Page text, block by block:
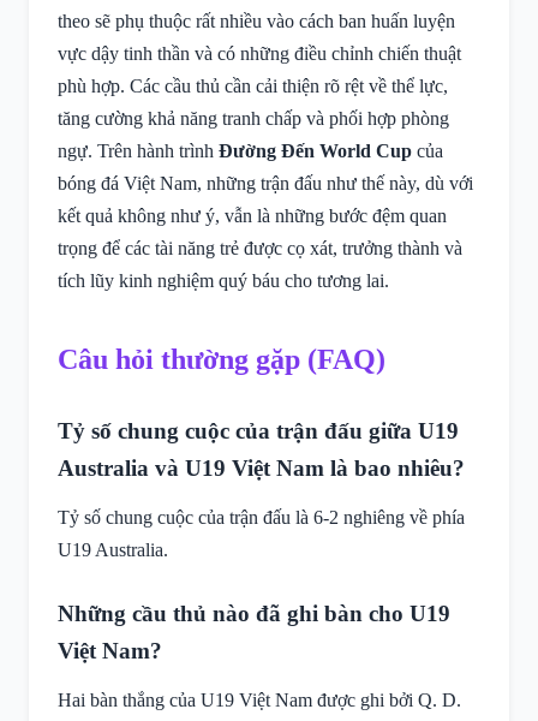
theo sẽ phụ thuộc rất nhiều vào cách ban huấn luyện
vực dậy tinh thần và có những điều chỉnh chiến thuật
phù hợp. Các cầu thủ cần cải thiện rõ rệt về thể lực,
tăng cường khả năng tranh chấp và phối hợp phòng
ngự. Trên hành trình Đường Đến World Cup của
bóng đá Việt Nam, những trận đấu như thế này, dù với
kết quả không như ý, vẫn là những bước đệm quan
trọng để các tài năng trẻ được cọ xát, trưởng thành và
tích lũy kinh nghiệm quý báu cho tương lai.
Câu hỏi thường gặp (FAQ)
Tỷ số chung cuộc của trận đấu giữa U19
Australia và U19 Việt Nam là bao nhiêu?
Tỷ số chung cuộc của trận đấu là 6-2 nghiêng về phía
U19 Australia.
Những cầu thủ nào đã ghi bàn cho U19
Việt Nam?
Hai bàn thắng của U19 Việt Nam được ghi bởi Q. D.